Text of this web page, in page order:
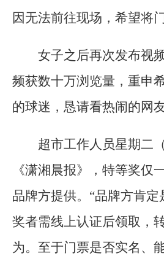
因无法前往现场，希望将
女子之后再次发布视
频获数十万浏览量，重申
的球迷，恳请看热闹的网友
超市工作人员星期二
《潇湘晨报》，特等奖仅
品牌方提供。“品牌方肯
奖者需线上认证后领取，
为。至于门票是否实名、